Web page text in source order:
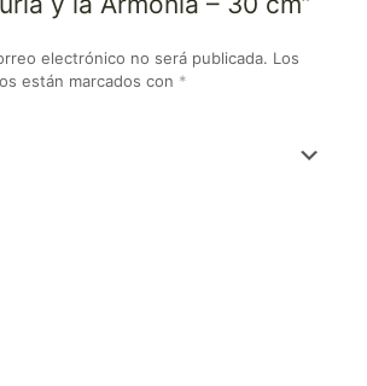
electrónico no será publicada. Los
están marcados con *